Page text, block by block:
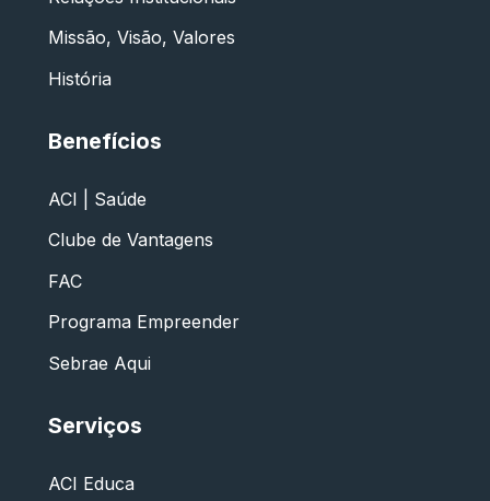
Missão, Visão, Valores
História
Benefícios
ACI | Saúde
Clube de Vantagens
FAC
Programa Empreender
Sebrae Aqui
Serviços
ACI Educa